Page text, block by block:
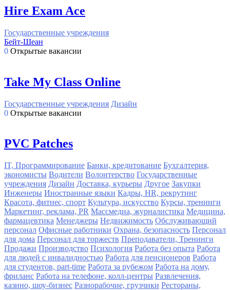
Hire Exam Ace
Государственные учреждения
Бейт-Шеан
0 Открытые вакансии
Take My Class Online
Государственные учреждения Дизайн
0 Открытые вакансии
PVC Patches
IT, Программирование Банки, кредитование Бухгалтерия,
экономисты Водители Волонтерство Государственные
учреждения Дизайн Доставка, курьеры Другое Закупки
Инженеры Иностранные языки Кадры, HR, рекрутинг
Красота, фитнес, спорт Культура, искусство Курсы, тренинги
Маркетинг, реклама, PR Массмедиа, журналистика Медицина,
фармацевтика Менеджеры Недвижимость Обслуживающий
персонал Офисные работники Охрана, безопасность Персонал
для дома Персонал для торжеств Преподаватели, Тренинги
Продажи Производство Психология Работа без опыта Работа
для людей с инвалидностью Работа для пенсионеров Работа
для студентов, part-time Работа за рубежом Работа на дому,
фриланс Работа на телефоне, колл-центры Развлечения,
казино, шоу-бизнес Разнорабочие, грузчики Рестораны,